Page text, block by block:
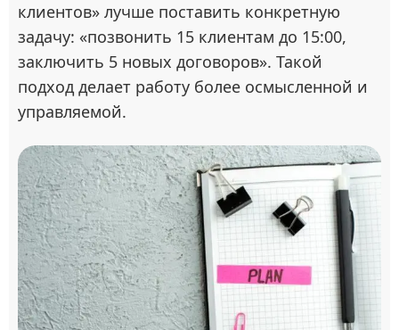
клиентов» лучше поставить конкретную
задачу: «позвонить 15 клиентам до 15:00,
заключить 5 новых договоров». Такой
подход делает работу более осмысленной и
управляемой.